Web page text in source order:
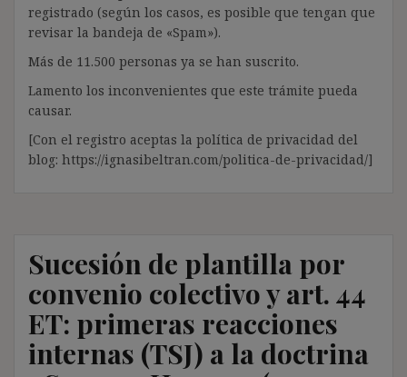
registrado (según los casos, es posible que tengan que
revisar la bandeja de «Spam»).
Más de 11.500 personas ya se han suscrito.
Lamento los inconvenientes que este trámite pueda
causar.
[Con el registro aceptas la política de privacidad del
blog: https://ignasibeltran.com/politica-de-privacidad/]
Sucesión de plantilla por
convenio colectivo y art. 44
ET: primeras reacciones
internas (TSJ) a la doctrina